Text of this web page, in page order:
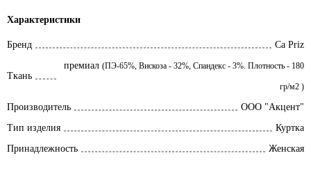
Характеристики
Бренд Ca Priz
Ткань
премиал (ПЭ-65%, Вискоза - 32%, Спандекс - 3%. Плотность - 180
гр/м2 )
Производитель
ООО "Акцент"
Тип изделия
Куртка
Принадлежность
Женская